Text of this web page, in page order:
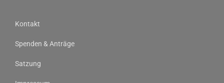
Kontakt
Spenden & Anträge
Satzung